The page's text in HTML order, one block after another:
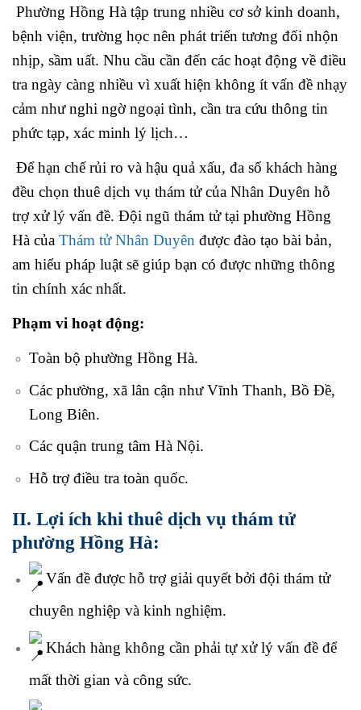
Phường Hồng Hà tập trung nhiều cơ sở kinh doanh,
bệnh viện, trường học nên phát triển tương đối nhộn
nhịp, sầm uất. Nhu cầu cần đến các hoạt động về điều
tra ngày càng nhiều vì xuất hiện không ít vấn đề nhạy
cảm như nghi ngờ ngoại tình, cần tra cứu thông tin
phức tạp, xác minh lý lịch…
Để hạn chế rủi ro và hậu quả xấu, đa số khách hàng
đều chọn thuê dịch vụ thám tử của Nhân Duyên hỗ
trợ xử lý vấn đề. Đội ngũ thám tử tại phường Hồng
Hà của Thám tử Nhân Duyên được đào tạo bài bản,
am hiểu pháp luật sẽ giúp bạn có được những thông
tin chính xác nhất.
Phạm vi hoạt động:
Toàn bộ phường Hồng Hà.
Các phường, xã lân cận như Vĩnh Thanh, Bồ Đề,
Long Biên.
Các quận trung tâm Hà Nội.
Hỗ trợ điều tra toàn quốc.
II. Lợi ích khi thuê dịch vụ thám tử
phường Hồng Hà:
Vấn đề được hỗ trợ giải quyết bởi đội thám tử
chuyên nghiệp và kinh nghiệm.
Khách hàng không cần phải tự xử lý vấn đề để
mất thời gian và công sức.